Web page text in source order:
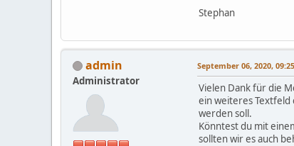
Stephan
admin
Administrator
September 06, 2020,
Vielen Dank für die
ein weiteres
werden soll.
Könntest du mit
sollten wir es auch